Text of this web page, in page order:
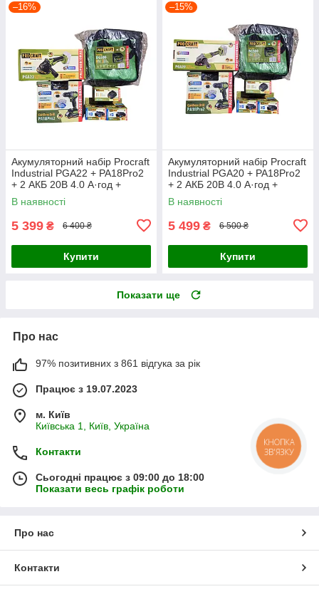
–16%
Акумуляторний набір Procraft
Industrial PGA22 + PA18Pro2
+ 2 АКБ 20В 4.0 А·год +
Зарядний пристрій
Charger20/1 Eco + Сумка
В наявності
5 399 ₴ 6 400 ₴
Купити
–15%
Акумуляторний набір Procraft
Industrial PGA20 + PA18Pro2
+ 2 АКБ 20В 4.0 А·год +
Зарядний пристрій
Charger20/1 Eco + Сумка
В наявності
5 499 ₴ 6 500 ₴
Купити
Показати ще
Про нас
97% позитивних з 861 відгука за рік
Працює з 19.07.2023
м. Київ
Київська 1, Київ, Україна
Контакти
Сьогодні працює з 09:00 до 18:00
Показати весь графік роботи
Про нас
Контакти
КНОПКА
ЗВ'ЯЗКУ